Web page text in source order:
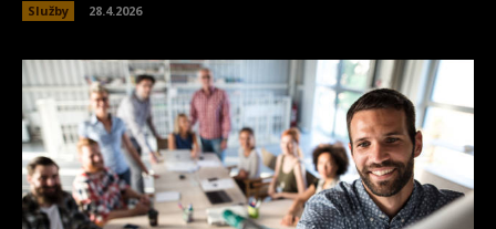
Služby 28.4.2026